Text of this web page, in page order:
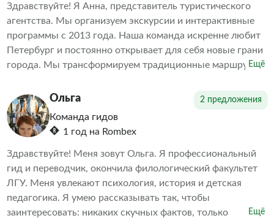
Здравствуйте! Я Анна, представитель туристического
агентства. Мы организуем экскурсии и интерактивные
программы с 2013 года. Наша команда искренне любит
Петербург и постоянно открывает для себя новые грани
города. Мы трансформируем традиционные маршруты,
Наша цель — объединить игру и образование. За годы
работы мы убедились, что интерактивные туры с играми
и викторинами интересны не только детям, но и
взрослым.
Ещё
Ольга 2 предложения
Команда гидов
1 год на Rombex
Здравствуйте! Меня зовут Ольга. Я профессиональный
гид и переводчик, окончила филологический факультет
ЛГУ. Меня увлекают психология, история и детская
педагогика. Я умею рассказывать так, чтобы
заинтересовать: никаких скучных фактов, только
Ещё